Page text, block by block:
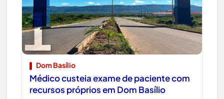
1
Dom Basílio
Médico custeia exame de paciente com
recursos próprios em Dom Basílio